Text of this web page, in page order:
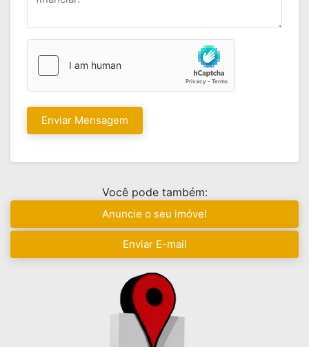
Enviar Mensagem
Você pode também:
Anuncie o seu imóvel
Enviar E-mail